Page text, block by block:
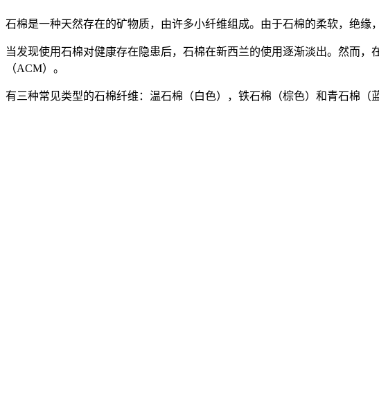
石棉是一种天然存在的矿物质，由许多小纤维组成。由于石棉的柔软，绝
当发现使用石棉对健康存在隐患后，石棉在新西兰的使用逐渐淡出。然而
（ACM）。
有三种常见类型的石棉纤维：温石棉（白色），铁石棉（棕色）和青石棉